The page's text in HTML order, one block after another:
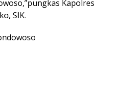
Kapolres
SIK.